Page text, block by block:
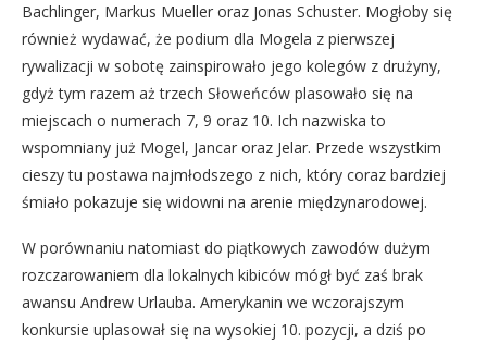
Bachlinger, Markus Mueller oraz Jonas Schuster. Mogłoby się
również wydawać, że podium dla Mogela z pierwszej
rywalizacji w sobotę zainspirowało jego kolegów z drużyny,
gdyż tym razem aż trzech Słoweńców plasowało się na
miejscach o numerach 7, 9 oraz 10. Ich nazwiska to
wspomniany już Mogel, Jancar oraz Jelar. Przede wszystkim
cieszy tu postawa najmłodszego z nich, który coraz bardziej
śmiało pokazuje się widowni na arenie międzynarodowej.
W porównaniu natomiast do piątkowych zawodów dużym
rozczarowaniem dla lokalnych kibiców mógł być zaś brak
awansu Andrew Urlauba. Amerykanin we wczorajszym
konkursie uplasował się na wysokiej 10. pozycji, a dziś po